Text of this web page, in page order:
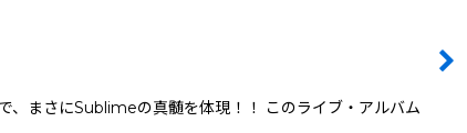
、まさにSublimeの真髄を体現！！ このライブ・アルバム